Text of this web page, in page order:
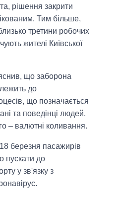
рішення закрити
Тим більше,
третини робочих
жителі Київської
що заборона
до
що позначається
та поведінці людей.
– валютні коливання.
березня пасажирів
пускати до
у зв'язку з